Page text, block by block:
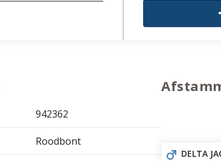
942362
Roodbont
DELTA